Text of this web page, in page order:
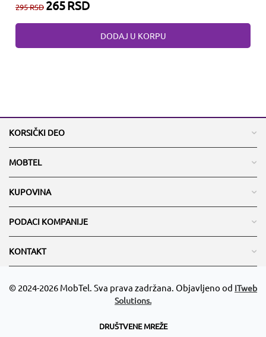
295RSD 265RSD
DODAJ U KORPU
KORSIČKI DEO
MOBTEL
KUPOVINA
PODACI KOMPANIJE
KONTAKT
© 2024-2026 MobTel. Sva prava zadržana. Objavljeno od ITweb
Solutions.
DRUŠTVENE MREŽE